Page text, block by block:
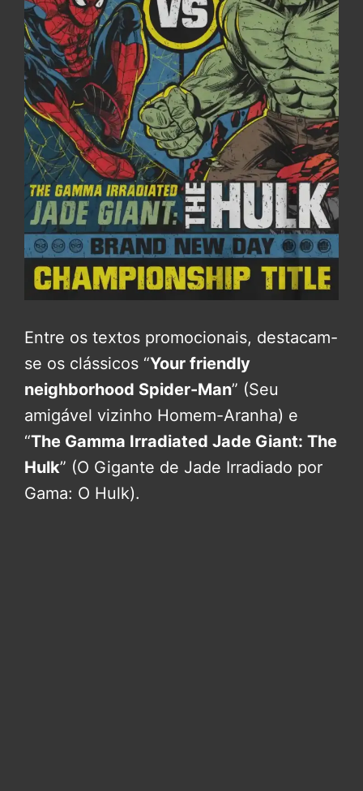
Entre os textos promocionais, destacam-
se os clássicos “Your friendly
neighborhood Spider-Man” (Seu
amigável vizinho Homem-Aranha) e
“The Gamma Irradiated Jade Giant: The
Hulk” (O Gigante de Jade Irradiado por
Gama: O Hulk).